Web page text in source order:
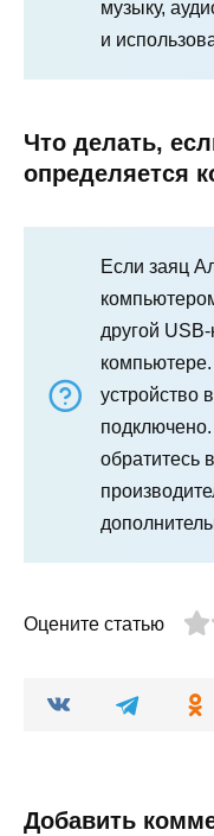
музыку,
и
Что делать,
определяется
Если заяц
другой
устройство
обратитесь
Оцените статью
Добавить